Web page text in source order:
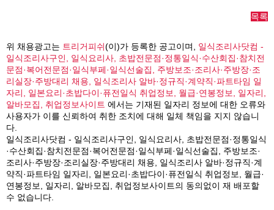
목록
위 채용광고는 트리거피쉬(이)가 등록한 공고이며, 일식조리사닷컴 -
일식조리사구인, 일식요리사, 초밥전문점·정통일식·수산회집·참치전
문점·복어전문점·일식부페·일식선술집, 주방보조·조리사·주방장·조
리실장·주방대리 채용, 일식조리사 알바·정규직·계약직·파트타임 일
자리, 일본요리·초밥다이·퓨전일식 취업정보, 월급·연봉정보, 일자리,
알바모집, 취업정보사이트 에서는 기재된 일자리 정보에 대한 오류와
사용자가 이를 신뢰하여 취한 조치에 대해 일체 책임을 지지 않습니
다.
일식조리사닷컴 - 일식조리사구인, 일식요리사, 초밥전문점·정통일식
·수산회집·참치전문점·복어전문점·일식부페·일식선술집, 주방보조·
조리사·주방장·조리실장·주방대리 채용, 일식조리사 알바·정규직·계
약직·파트타임 일자리, 일본요리·초밥다이·퓨전일식 취업정보, 월급·
연봉정보, 일자리, 알바모집, 취업정보사이트의 동의없이 재 배포할
수 없습니다.